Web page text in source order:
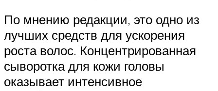
По мнению редакции, это одно из
лучших средств для ускорения
роста волос. Концентрированная
сыворотка для кожи головы
оказывает интенсивное